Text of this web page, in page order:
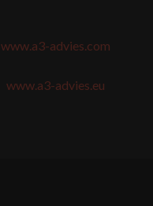
www.a3-advies.com
www.a3-advies.eu